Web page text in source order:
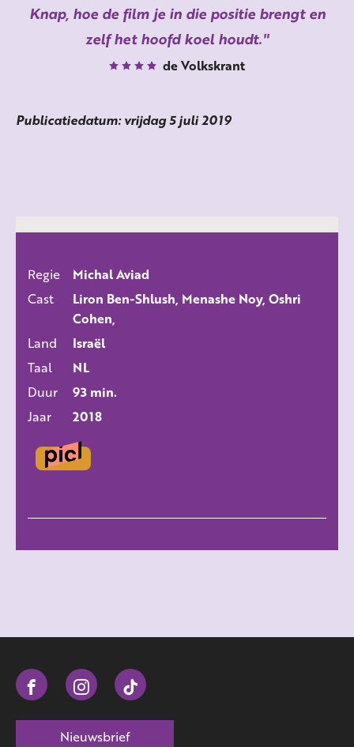
Knap, hoe de film je in die positie brengt en
zelf het hoofd koel houdt.
de Volkskrant
Publicatiedatum: vrijdag 5 juli 2019
Regie
Michal Aviad
Cast
Liron Ben-Shlush, Menashe Noy, Oshri
Cohen,
Land
Israël
Taal
NL
Duur
93 min.
Jaar
2018
Nieuwsbrief